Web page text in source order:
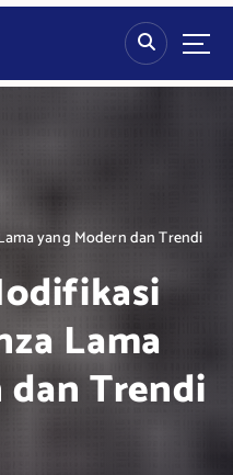
yang Modern dan Trendi
Lama
Trendi